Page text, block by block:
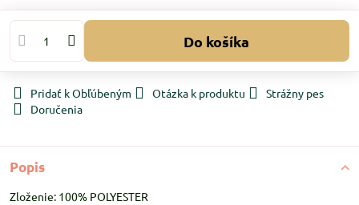
Do košíka
Pridať k Obľúbeným Otázka k produktu
Strážny pes
Doručenia
Popis
Zloženie: 100% POLYESTER